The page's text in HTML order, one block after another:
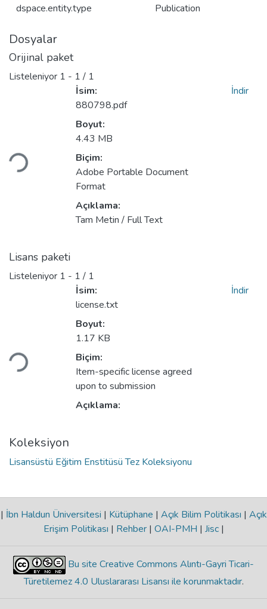
dspace.entity.type Publication
Dosyalar
Orijinal paket
Listeleniyor 1 - 1 / 1
Yükleniyor...
İsim:
880798.pdf
Boyut:
4.43 MB
Biçim:
Adobe Portable Document
Format
Açıklama:
Tam Metin / Full Text
İndir
Lisans paketi
Listeleniyor 1 - 1 / 1
Yükleniyor...
İsim:
license.txt
Boyut:
1.17 KB
Biçim:
Item-specific license agreed
upon to submission
Açıklama:
İndir
Koleksiyon
Lisansüstü Eğitim Enstitüsü Tez Koleksiyonu
| İbn Haldun Üniversitesi | Kütüphane | Açık Bilim Politikası | Açık
Erişim Politikası | Rehber | OAI-PMH | Jisc |
Bu site Creative Commons Alıntı-Gayri Ticari-
Türetilemez 4.0 Uluslararası Lisansı ile korunmaktadır.